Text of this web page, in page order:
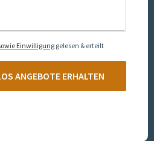
Einwilligung gelesen & erteilt
ANGEBOTE ERHALTEN